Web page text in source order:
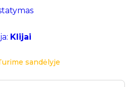
Klijai
sandėlyje